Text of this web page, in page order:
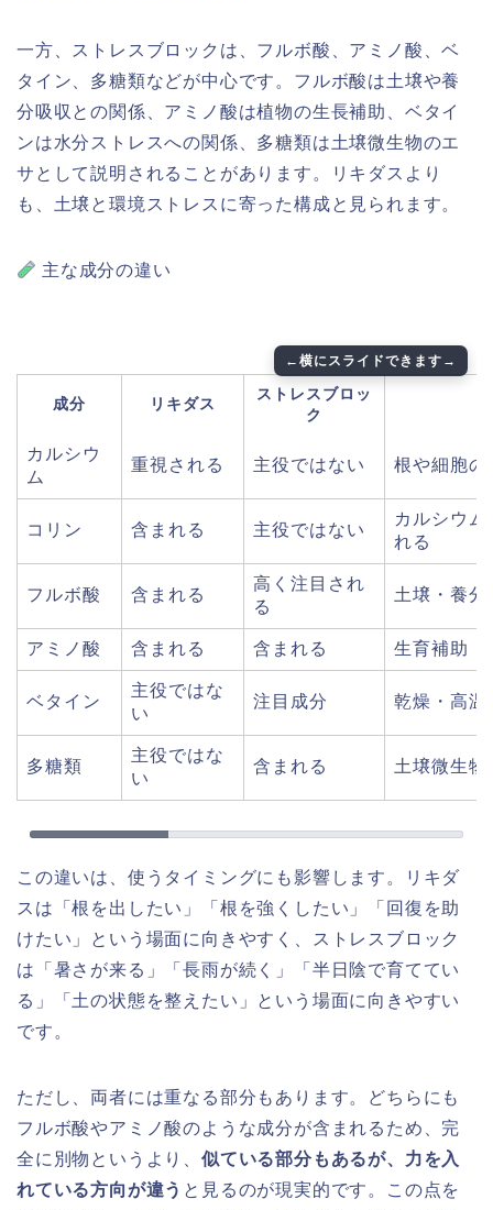
一方、ストレスブロックは、フルボ酸、アミノ酸、ベ
タイン、多糖類などが中心です。フルボ酸は土壌や養
分吸収との関係、アミノ酸は植物の生長補助、ベタイ
ンは水分ストレスへの関係、多糖類は土壌微生物のエ
サとして説明されることがあります。リキダスより
も、土壌と環境ストレスに寄った構成と見られます。
主な成分の違い
成分 リキダス
ストレスブロッ
ク
カルシウ
ム
重視される 主役ではない 根や細胞の
コリン 含まれる 主役ではない
カルシウ
れる
フルボ酸 含まれる
高く注目され
る
土壌・養
アミノ酸 含まれる 含まれる 生育補助
ベタイン
主役ではな
い
注目成分 乾燥・高温
多糖類
主役ではな
い
含まれる 土壌微生
この違いは、使うタイミングにも影響します。リキダ
スは「根を出したい」「根を強くしたい」「回復を助
けたい」という場面に向きやすく、ストレスブロック
は「暑さが来る」「長雨が続く」「半日陰で育ててい
る」「土の状態を整えたい」という場面に向きやすい
です。
ただし、両者には重なる部分もあります。どちらにも
フルボ酸やアミノ酸のような成分が含まれるため、完
全に別物というより、 似ている部分もあるが、力を入
れている方向が違う と見るのが現実的です。この点を